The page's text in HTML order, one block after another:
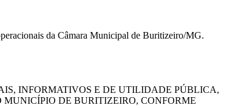
da Câmara Municipal de Buritizeiro/MG.
INFORMATIVOS E DE UTILIDADE PÚBLICA,
DE BURITIZEIRO, CONFORME